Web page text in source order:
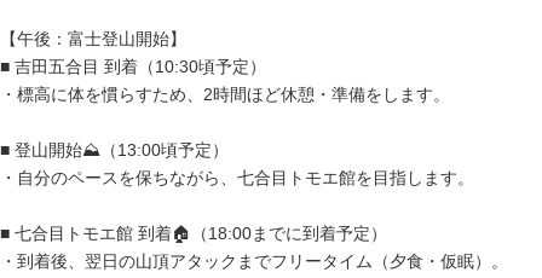
【午後：富士登山開始】
■ 吉田五合目 到着（10:30頃予定）
・標高に体を慣らすため、2時間ほど休憩・準備をします。
■ 登山開始⛰️（13:00頃予定）
・自分のペースを保ちながら、七合目トモエ館を目指します。
■ 七合目トモエ館 到着🏠（18:00までに到着予定）
・到着後、翌日の山頂アタックまでフリータイム（夕食・仮眠）。